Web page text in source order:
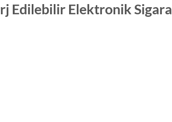
Edilebilir Elektronik Sigara